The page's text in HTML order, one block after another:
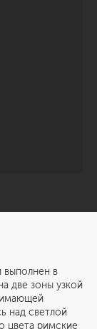
в
две зоны узкой
над светлой
цвета римские